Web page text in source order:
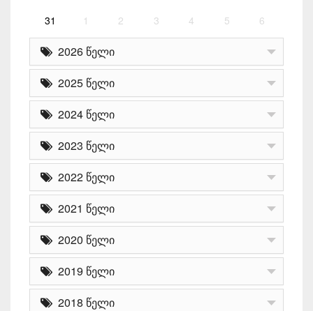
31 1 2 3 4 5 6
2026 წელი
2025 წელი
2024 წელი
2023 წელი
2022 წელი
2021 წელი
2020 წელი
2019 წელი
2018 წელი